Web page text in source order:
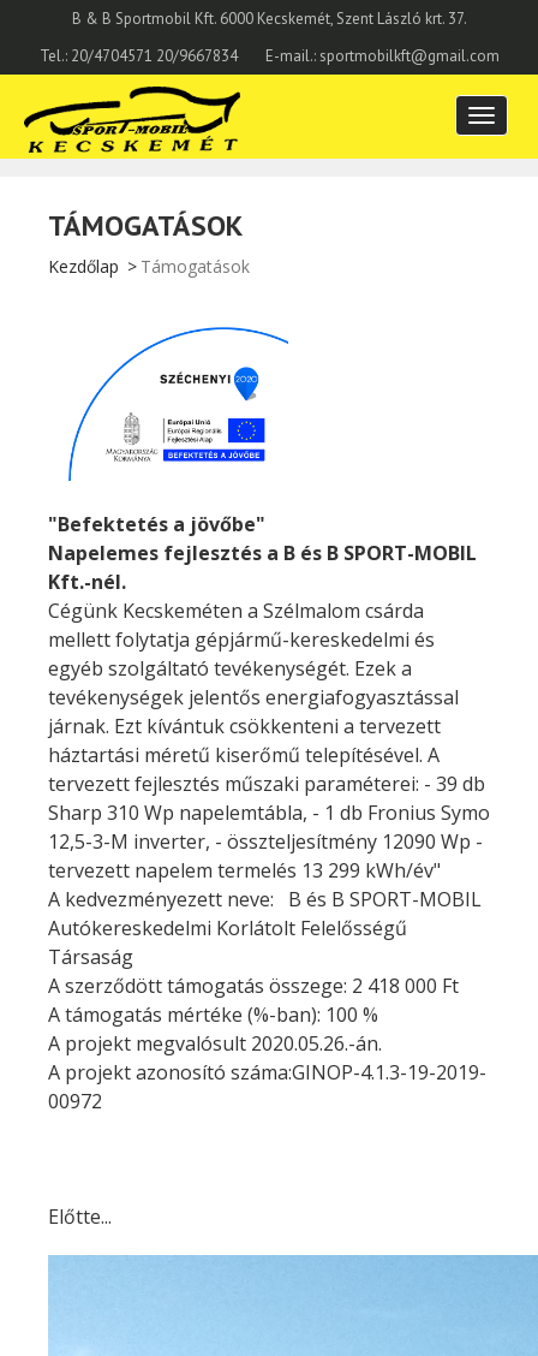
B & B Sportmobil Kft. 6000 Kecskemét, Szent László krt. 37.
Tel.: 20/4704571 20/9667834
E-mail.: sportmobilkft@gmail.com
Toggle
navigation
TÁMOGATÁSOK
Kezdőlap Támogatások
"Befektetés a jövőbe"
Napelemes fejlesztés a B és B SPORT-MOBIL
Kft.-nél.
Cégünk Kecskeméten a Szélmalom csárda
mellett folytatja gépjármű-kereskedelmi és
egyéb szolgáltató tevékenységét. Ezek a
tevékenységek jelentős energiafogyasztással
járnak. Ezt kívántuk csökkenteni a tervezett
háztartási méretű kiserőmű telepítésével. A
tervezett fejlesztés műszaki paraméterei: - 39 db
Sharp 310 Wp napelemtábla, - 1 db Fronius Symo
12,5-3-M inverter, - összteljesítmény 12090 Wp -
tervezett napelem termelés 13 299 kWh/év"
A kedvezményezett neve: B és B SPORT-MOBIL
Autókereskedelmi Korlátolt Felelősségű
Társaság
A szerződött támogatás összege: 2 418 000 Ft
A támogatás mértéke (%-ban): 100 %
A projekt megvalósult 2020.05.26.-án.
A projekt azonosító száma:GINOP-4.1.3-19-2019-
00972
Előtte...